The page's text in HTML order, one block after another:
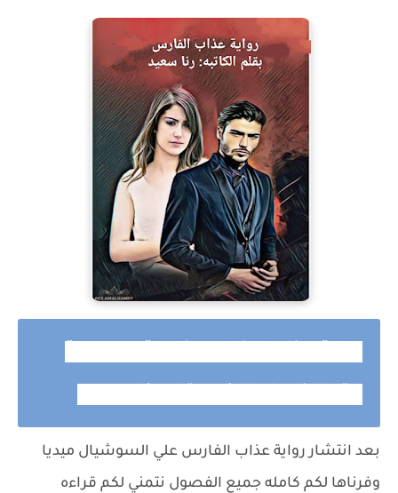
بعد انتشاررواية عذاب الفارس علي السوشيال ميديا
وفرناها لكم كامله جميع الفصول نتمني لكم قراءه